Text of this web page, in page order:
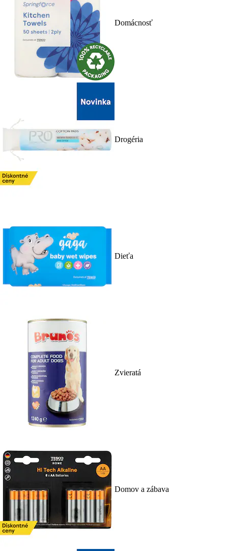
Domácnosť
Drogéria
Dieťa
Zvieratá
Domov a zábava